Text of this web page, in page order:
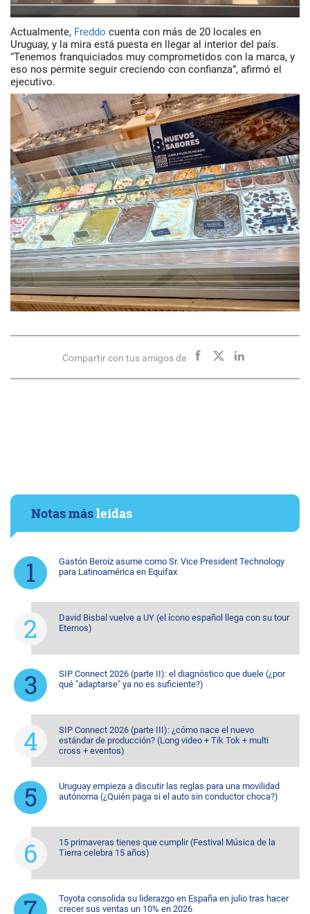
Actualmente, Freddo cuenta con más de 20 locales en
Uruguay, y la mira está puesta en llegar al interior del país.
“Tenemos franquiciados muy comprometidos con la marca, y
eso nos permite seguir creciendo con confianza”, afirmó el
ejecutivo.
Compartir con tus amigos de
Notas másleídas
Gastón Beroiz asume como Sr. Vice President Technology
para Latinoamérica en Equifax
David Bisbal vuelve a UY (el ícono español llega con su tour
Eternos)
SIP Connect 2026 (parte II): el diagnóstico que duele (¿por
qué "adaptarse" ya no es suficiente?)
SIP Connect 2026 (parte III): ¿cómo nace el nuevo
estándar de producción? (Long video + Tik Tok + multi
cross + eventos)
Uruguay empieza a discutir las reglas para una movilidad
autónoma (¿Quién paga si el auto sin conductor choca?)
15 primaveras tienes que cumplir (Festival Música de la
Tierra celebra 15 años)
Toyota consolida su liderazgo en España en julio tras hacer
crecer sus ventas un 10% en 2026